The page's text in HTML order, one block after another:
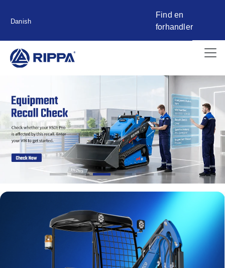
Danish
Find en
forhandler